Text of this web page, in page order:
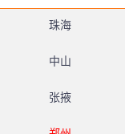
珠海
中山
张掖